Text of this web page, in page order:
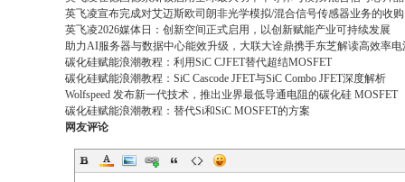
英飞凌宣布完成对艾迈斯欧司朗非光学模拟/混合信号传感器业务的收购
英飞凌2026媒体日：创新空间正式启用，以创新赋能产业可持续发展
助力AI服务器与数据中心能效升级，大联大诠鼎携手东芝解读高效率
碳化硅赋能浪潮教程：利用SiC CJFET替代超结MOSFET
碳化硅赋能浪潮教程：SiC Cascode JFET与SiC Combo JFET深度解析
Wolfspeed 发布新一代技术，推出业界最低导通电阻的碳化硅 MOSFET
碳化硅赋能浪潮教程：替代Si和SiC MOSFET的方案
网友评论